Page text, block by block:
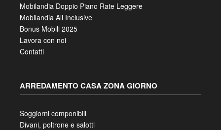
Mobilandia Doppio Piano Rate Leggere
Mobilandia All Inclusive
Bonus Mobili 2025
Lavora con noi
Contatti
ARREDAMENTO CASA ZONA GIORNO
Soggiorni componibili
Divani, poltrone e salotti